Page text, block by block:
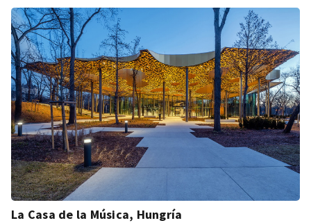
La Casa de la Música, Hungría